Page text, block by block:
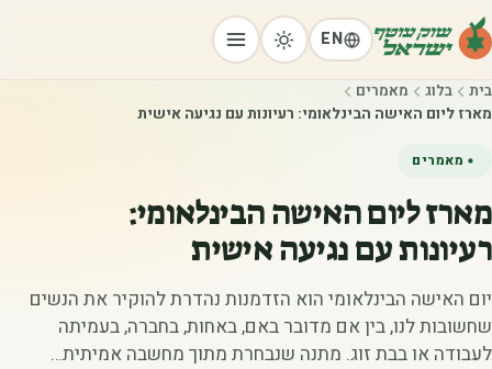
EN
בית בלוג
מאמרים
מארז ליום האישה הבינלאומי: רעיונות עם נגיעה אישית
מאמרים
מארז ליום האישה הבינלאומי:
רעיונות עם נגיעה אישית
יום האישה הבינלאומי הוא הזדמנות נהדרת להוקיר את הנשים
שחשובות לנו, בין אם מדובר באם, באחות, בחברה, בעמיתה
לעבודה או בבת זוג. מתנה שנבחרת מתוך מחשבה אמיתית…